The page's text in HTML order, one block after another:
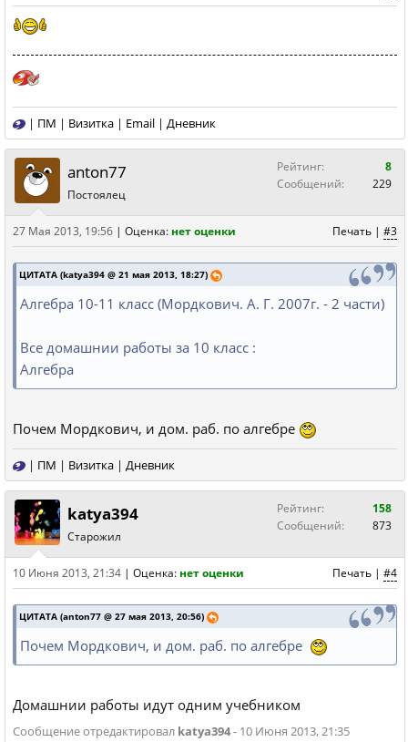
| ПМ | Визитка | Email | Дневник
anton77
Постоялец
Рейтинг:
8
Сообщений:
229
Печать | #3
27 Мая 2013, 19:56 | Оценка: нет оценки
ЦИТАТА (katya394 @ 21 мая 2013, 18:27)
Алгебра 10-11 класс (Мордкович. А. Г. 2007г. - 2 части)
Все домашнии работы за 10 класс :
Алгебра
Почем Мордкович, и дом. раб. по алгебре
| ПМ | Визитка | Дневник
katya394
Старожил
Рейтинг:
158
Сообщений:
873
Печать | #4
10 Июня 2013, 21:34 | Оценка: нет оценки
ЦИТАТА (anton77 @ 27 мая 2013, 20:56)
Почем Мордкович, и дом. раб. по алгебре
Домашнии работы идут одним учебником
Сообщение отредактировал katya394- 10 Июня 2013, 21:35